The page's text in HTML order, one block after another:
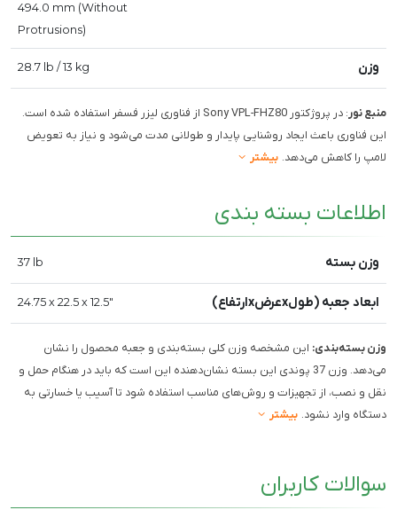
494.0 mm (Without
Protrusions)
وزن 28.7 lb / 13 kg
منبع نور
: در پروژکتور Sony VPL-FHZ80 از فناوری لیزر فسفر استفاده شده است.
این فناوری باعث ایجاد روشنایی پایدار و طولانی مدت می‌شود و نیاز به تعویض
لامپ را کاهش می‌دهد. بیشتر
اطلاعات بسته بندی
وزن بسته 37 lb
ابعاد جعبه (طولxعرضxارتفاع) 24.75 x 22.5 x 12.5"
وزن بسته‌بندی: این مشخصه وزن کلی بسته‌بندی و جعبه محصول را نشان
می‌دهد. وزن 37 پوندی این بسته نشان‌دهنده این است که باید در هنگام حمل و
نقل و نصب، از تجهیزات و روش‌های مناسب استفاده شود تا آسیب یا خسارتی به
دستگاه وارد نشود. بیشتر
سوالات کاربران